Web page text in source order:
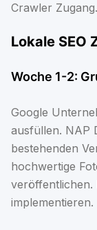
Crawler Zugang.
Lokale SEO
Woche 1-2:
Google
ausfüllen. NAP
bestehenden
hochwertige
veröffentlichen.
implementieren.